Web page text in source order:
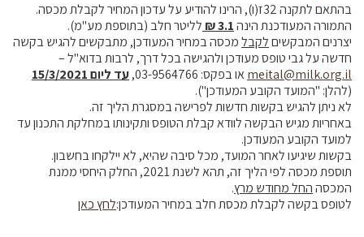
בהתאם לתקנה 32ז(ו), הרינו להודיע על עדכון המחיר לקבלת מכסה.
התמורה המעודכנת הינה3.1 ₪
לליטר חלב (בתוספת מע"מ).
יצרנים המבקשיםלקבלמכסה במחיר המעודכן, מתבקשים להגיש בקשה
חדשה על גבי טופס מעודכן ולהגישה בכל דרך, לרבות בדוא"ל –
meital@milk.org.ilאו בפקס: 03-9564766,
עד ליום 15/3/2021
(להלן: "המועד הקובע המעודכן").
לא ניתן להגיש בקשות חדשות לפרישה במסגרת הליך זה.
באחריות מגיש הבקשה לוודא קבלת הטופס ותקינותו במחלקת התכנון עד
למועד הקובע המעודכן.
בקשות שיגיעו לאחר המועד, מכל סיבה שהיא, לא יילקחו בחשבון.
תוספת מכסה לפי הליך זה, תהא לשנת 2021, החלק היחסי ממנת
המכסההחל מחודש מרץ.
לטופס בקשה לקבלת מכסת חלב במחיר המעודכן:לחץ כאן